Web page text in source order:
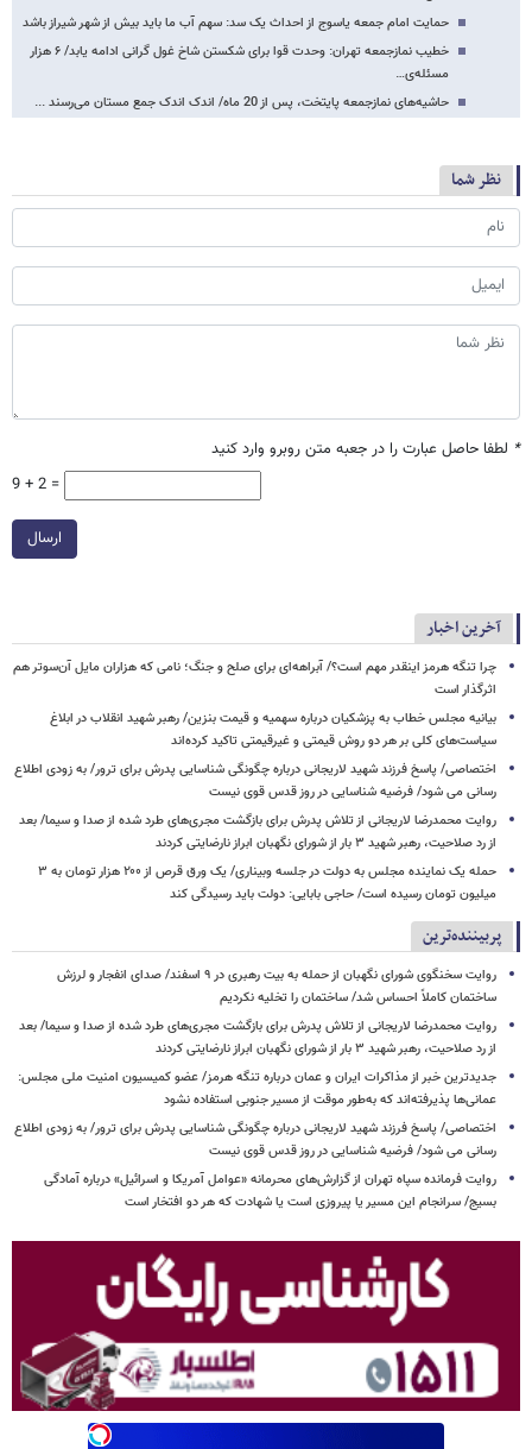
حمایت امام جمعه یاسوج از احداث یک سد: سهم آب ما باید بیش از شهر شیراز باشد
خطیب نمازجمعه تهران: وحدت قوا برای شکستن شاخ غول گرانی ادامه یابد/ ۶ هزار
مسئله‌ی…
حاشیه‌های نمازجمعه پایتخت، پس از 20 ماه/ اندک اندک جمع مستان می‌رسند ...
نظر شما
* لطفا حاصل عبارت را در جعبه متن روبرو وارد کنید
9 + 2 =
ارسال
آخرین اخبار
چرا تنگه هرمز اینقدر مهم است؟/ آبراهه‌ای برای صلح و جنگ؛ نامی که هزاران مایل آن‌سوتر هم
اثرگذار است
بیانیه مجلس خطاب به پزشکیان درباره سهمیه و قیمت بنزین/ رهبر شهید انقلاب در ابلاغ
سیاست‌های کلی بر هر دو روش قیمتی و غیرقیمتی تاکید کرده‌اند
اختصاصی/ پاسخ فرزند شهید لاریجانی درباره چگونگی شناسایی پدرش برای ترور/ به زودی اطلاع
رسانی می شود/ فرضیه شناسایی در روز قدس قوی نیست
روایت محمدرضا لاریجانی از تلاش پدرش برای بازگشت مجری‌های طرد شده از صدا و سیما/ بعد
از رد صلاحیت، رهبر شهید ۳ بار از شورای نگهبان ابراز نارضایتی کردند
حمله یک نماینده مجلس به دولت در جلسه وبیناری/ یک ورق قرص از ۲۰۰ هزار تومان به ۳
میلیون تومان رسیده است/ حاجی بابایی: دولت باید رسیدگی کند
پربیننده‌ترین
روایت سخنگوی شورای نگهبان از حمله به بیت رهبری در ۹ اسفند/ صدای انفجار و لرزش
ساختمان کاملاً احساس شد/ ساختمان را تخلیه نکردیم
روایت محمدرضا لاریجانی از تلاش پدرش برای بازگشت مجری‌های طرد شده از صدا و سیما/ بعد
از رد صلاحیت، رهبر شهید ۳ بار از شورای نگهبان ابراز نارضایتی کردند
جدیدترین خبر از مذاکرات ایران و عمان درباره تنگه هرمز/ عضو کمیسیون امنیت ملی مجلس:
عمانی‌ها پذیرفته‌اند که به‌طور موقت از مسیر جنوبی استفاده نشود
اختصاصی/ پاسخ فرزند شهید لاریجانی درباره چگونگی شناسایی پدرش برای ترور/ به زودی اطلاع
رسانی می شود/ فرضیه شناسایی در روز قدس قوی نیست
روایت فرمانده سپاه تهران از گزارش‌های محرمانه «عوامل آمریکا و اسرائیل» درباره آمادگی
بسیج/ سرانجام این مسیر یا پیروزی است یا شهادت که هر دو افتخار است